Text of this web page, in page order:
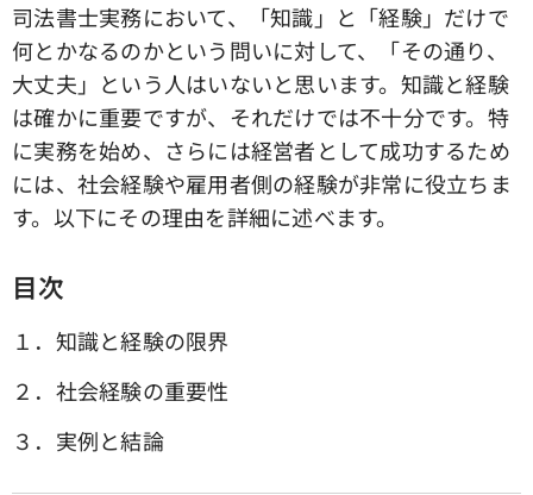
司法書士実務において、「知識」と「経験」だけで
何とかなるのかという問いに対して、「その通り、
大丈夫」という人はいないと思います。知識と経験
は確かに重要ですが、それだけでは不十分です。特
に実務を始め、さらには経営者として成功するため
には、社会経験や雇用者側の経験が非常に役立ちま
す。以下にその理由を詳細に述べます。
目次
１．知識と経験の限界
２．社会経験の重要性
３．実例と結論